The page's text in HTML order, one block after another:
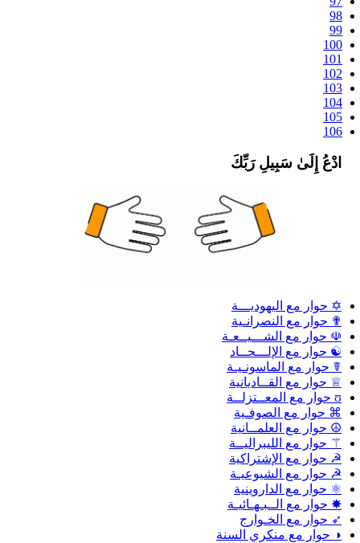
98
99
100
101
102
103
104
105
106
ادْعُ إِلَىٰ سَبِيلِ رَبِّكَ
✡ حوار مع اليهوديـــة
✟ حوار مع النصرانـية
☫ حوار مع الشـــيــعـة
☯ حوار مع الإلـــحــاد
☤ حوار مع الماسونـيـة
♕ حوار مع القــاديانية
ʊ حوار مع المعــتزلــة
⌘ حوار مع الصوفـية
☮ حوار مع العلمــانية
⚚ حوار مع الليبراليــة
☭ حوار مع الإشتراكية
☭ حوار مع الشيوعيـة
⚛ حوار مع الداروينية
✸ حوار مع الــبـهـائيـة
➶ حوار مع الخـوارج
◑ حوار مع منكري السنة